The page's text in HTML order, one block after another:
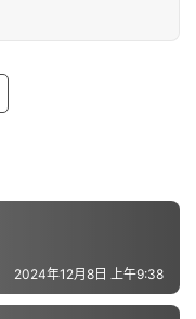
2024年12月8日 上午9:38